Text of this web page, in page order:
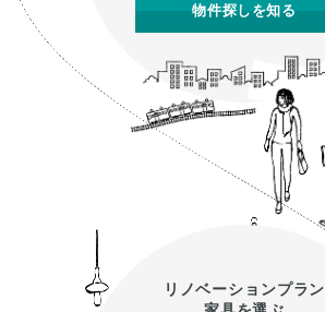
物件探しを知る
リノベーションプラン